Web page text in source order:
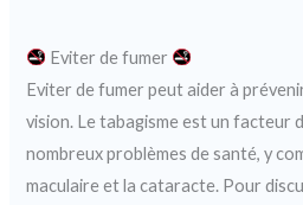
Eviter de fumer
Eviter de fumer peut aider à
vision. Le tabagisme est un facteur
nombreux problèmes de santé, y
maculaire et la cataracte. Pour